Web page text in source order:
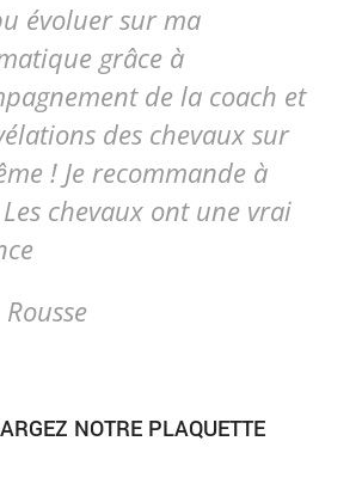
évoluer sur ma
grâce à
de la coach et
des chevaux sur
! Je recommande à
Les chevaux ont une vrai
NOTRE PLAQUETTE